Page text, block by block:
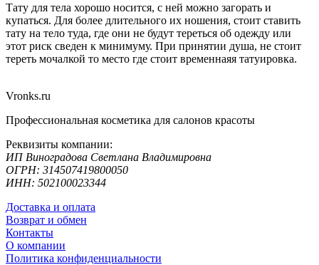
Тату для тела хорошо носится, с ней можно загорать и
купаться. Для более длительного их ношения, стоит ставить
тату на тело туда, где они не будут тереться об одежду или
этот риск сведен к минимуму. При принятии душа, не стоит
тереть мочалкой то место где стоит временнаяя татуировка.
Vronks.ru
Профессиональная косметика для салонов красоты
Реквизиты компании:
ИП Виноградова Светлана Владимировна
ОГРН: 314507419800050
ИНН: 502100023344
Доставка и оплата
Возврат и обмен
Контакты
О компании
Политика конфиденциальности